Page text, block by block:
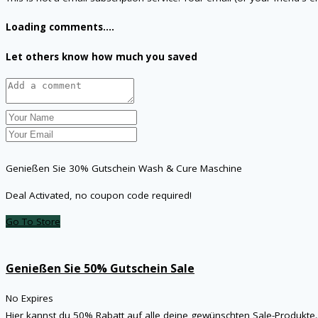
Loading comments....
Let others know how much you saved
Genießen Sie 30% Gutschein Wash & Cure Maschine
Deal Activated, no coupon code required!
Go To Store
Genießen Sie 50% Gutschein Sale
No Expires
Hier kannst du 50% Rabatt auf alle deine gewünschten Sale-Produkte